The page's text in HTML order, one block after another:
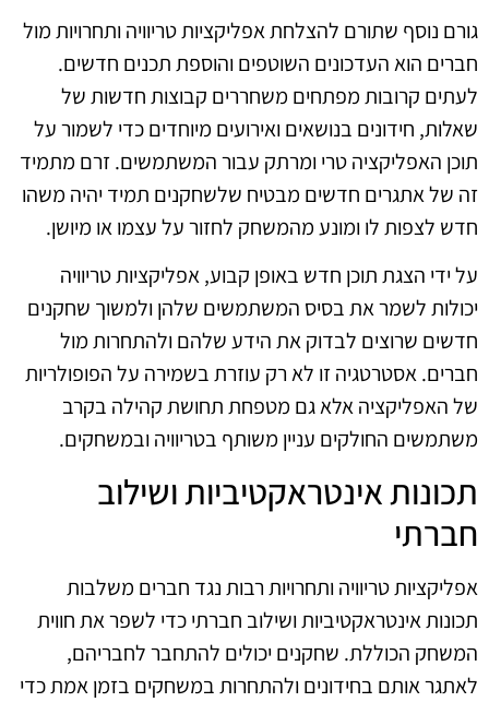
גורם נוסף שתורם להצלחת אפליקציות טריוויה ותחרויות מול
חברים הוא העדכונים השוטפים והוספת תכנים חדשים.
לעתים קרובות מפתחים משחררים קבוצות חדשות של
שאלות, חידונים בנושאים ואירועים מיוחדים כדי לשמור על
תוכן האפליקציה טרי ומרתק עבור המשתמשים. זרם מתמיד
זה של אתגרים חדשים מבטיח שלשחקנים תמיד יהיה משהו
חדש לצפות לו ומונע מהמשחק לחזור על עצמו או מיושן.
על ידי הצגת תוכן חדש באופן קבוע, אפליקציות טריוויה
יכולות לשמר את בסיס המשתמשים שלהן ולמשוך שחקנים
חדשים שרוצים לבדוק את הידע שלהם ולהתחרות מול
חברים. אסטרטגיה זו לא רק עוזרת בשמירה על הפופולריות
של האפליקציה אלא גם מטפחת תחושת קהילה בקרב
משתמשים החולקים עניין משותף בטריוויה ובמשחקים.
תכונות אינטראקטיביות ושילוב
חברתי
אפליקציות טריוויה ותחרויות רבות נגד חברים משלבות
תכונות אינטראקטיביות ושילוב חברתי כדי לשפר את חווית
המשחק הכוללת. שחקנים יכולים להתחבר לחבריהם,
לאתגר אותם בחידונים ולהתחרות במשחקים בזמן אמת כדי